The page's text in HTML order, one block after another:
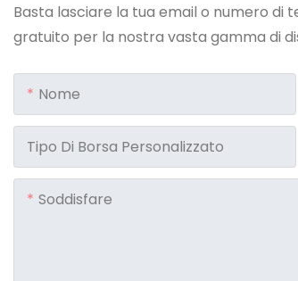
Basta lasciare la tua email o numero di
gratuito per la nostra vasta gamma di
Nome
Tipo Di Borsa Personalizzato
Soddisfare